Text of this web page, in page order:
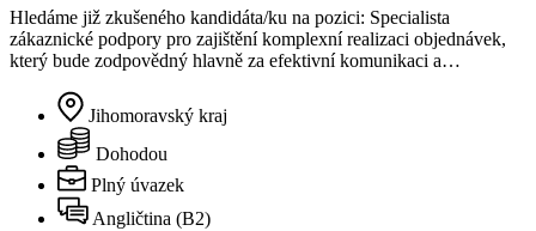
Hledáme již zkušeného kandidáta/ku na pozici: Specialista
zákaznické podpory pro zajištění komplexní realizaci objednávek,
který bude zodpovědný hlavně za efektivní komunikaci a…
Jihomoravský kraj
Dohodou
Plný úvazek
Angličtina (B2)